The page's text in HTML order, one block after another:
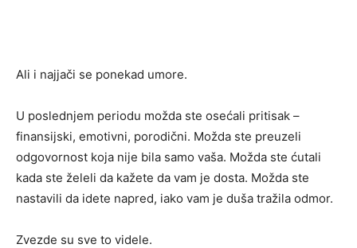
Ali i najjači se ponekad umore.
U poslednjem periodu možda ste osećali pritisak –
finansijski, emotivni, porodični. Možda ste preuzeli
odgovornost koja nije bila samo vaša. Možda ste ćutali
kada ste želeli da kažete da vam je dosta. Možda ste
nastavili da idete napred, iako vam je duša tražila odmor.
Zvezde su sve to videle.